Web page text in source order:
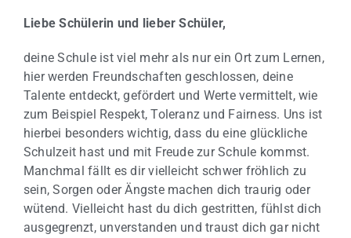
Liebe Schülerin und lieber Schüler,
deine Schule ist viel mehr als nur ein Ort zum Lernen,
hier werden Freundschaften geschlossen, deine
Talente entdeckt, gefördert und Werte vermittelt, wie
zum Beispiel Respekt, Toleranz und Fairness. Uns ist
hierbei besonders wichtig, dass du eine glückliche
Schulzeit hast und mit Freude zur Schule kommst.
Manchmal fällt es dir vielleicht schwer fröhlich zu
sein, Sorgen oder Ängste machen dich traurig oder
wütend. Vielleicht hast du dich gestritten, fühlst dich
ausgegrenzt, unverstanden und traust dich gar nicht